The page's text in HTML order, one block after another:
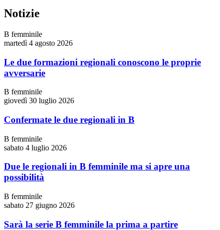
Notizie
B femminile
martedì 4 agosto 2026
Le due formazioni regionali conoscono le proprie
avversarie
B femminile
giovedì 30 luglio 2026
Confermate le due regionali in B
B femminile
sabato 4 luglio 2026
Due le regionali in B femminile ma si apre una
possibilità
B femminile
sabato 27 giugno 2026
Sarà la serie B femminile la prima a partire